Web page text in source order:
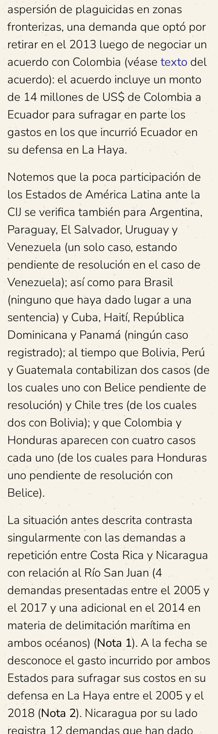
aspersión de plaguicidas en zonas
fronterizas, una demanda que optó por
retirar en el 2013 luego de negociar un
acuerdo con Colombia (véase texto del
acuerdo): el acuerdo incluye un monto
de 14 millones de US$ de Colombia a
Ecuador para sufragar en parte los
gastos en los que incurrió Ecuador en
su defensa en La Haya.
Notemos que la poca participación de
los Estados de América Latina ante la
CIJ se verifica también para Argentina,
Paraguay, El Salvador, Uruguay y
Venezuela (un solo caso, estando
pendiente de resolución en el caso de
Venezuela); así como para Brasil
(ninguno que haya dado lugar a una
sentencia) y Cuba, Haití, República
Dominicana y Panamá (ningún caso
registrado); al tiempo que Bolivia, Perú
y Guatemala contabilizan dos casos (de
los cuales uno con Belice pendiente de
resolución) y Chile tres (de los cuales
dos con Bolivia); y que Colombia y
Honduras aparecen con cuatro casos
cada uno (de los cuales para Honduras
uno pendiente de resolución con
Belice).
La situación antes descrita contrasta
singularmente con las demandas a
repetición entre Costa Rica y Nicaragua
con relación al Río San Juan (4
demandas presentadas entre el 2005 y
el 2017 y una adicional en el 2014 en
materia de delimitación marítima en
ambos océanos) (Nota 1). A la fecha se
desconoce el gasto incurrido por ambos
Estados para sufragar sus costos en su
defensa en La Haya entre el 2005 y el
2018 (Nota 2). Nicaragua por su lado
registra 12 demandas que han dado